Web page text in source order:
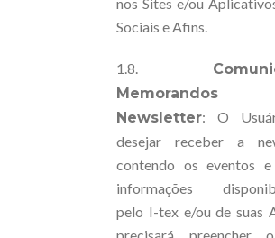
Sociais e Afins.
1.8.
Newsletter: O
desejar receber a
contendo os eventos e
informações
pelo I-tex e/ou de suas